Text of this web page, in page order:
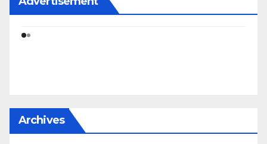
Archives